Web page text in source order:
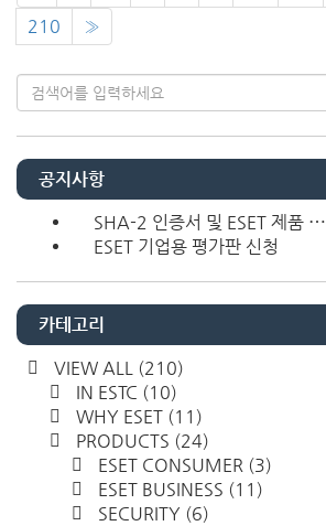
210
»
공지사항
SHA-2 인증서 및 ESET 제품 ⋯
ESET 기업용 평가판 신청
카테고리
VIEW ALL (210)
IN ESTC (10)
WHY ESET (11)
PRODUCTS (24)
ESET CONSUMER (3)
ESET BUSINESS (11)
SECURITY (6)